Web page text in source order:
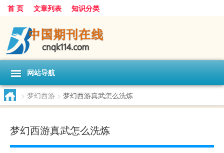
首 页 文章列表 知识分类
网站导航
> 梦幻西游 > 梦幻西游真武怎么洗炼
梦幻西游真武怎么洗炼